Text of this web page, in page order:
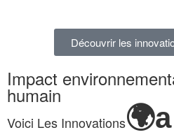
Découvrir les
Impact
humain
Voici Les Innovations